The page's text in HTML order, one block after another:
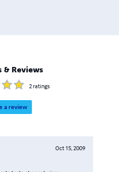
& Reviews
2ratings
a review
Oct 15, 2009